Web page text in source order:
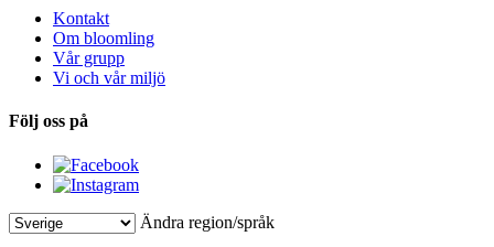
Kontakt
Om bloomling
Vår grupp
Vi och vår miljö
Följ oss på
Ändra region/språk